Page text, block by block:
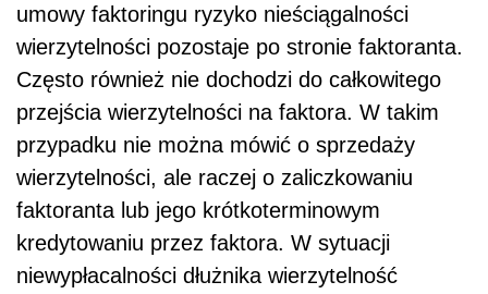
umowy faktoringu ryzyko nieściągalności
wierzytelności pozostaje po stronie faktoranta.
Często również nie dochodzi do całkowitego
przejścia wierzytelności na faktora. W takim
przypadku nie można mówić o sprzedaży
wierzytelności, ale raczej o zaliczkowaniu
faktoranta lub jego krótkoterminowym
kredytowaniu przez faktora. W sytuacji
niewypłacalności dłużnika wierzytelność